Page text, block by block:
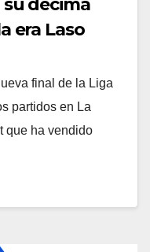
su décima
era Laso
final de la Liga
partidos en La
que ha vendido